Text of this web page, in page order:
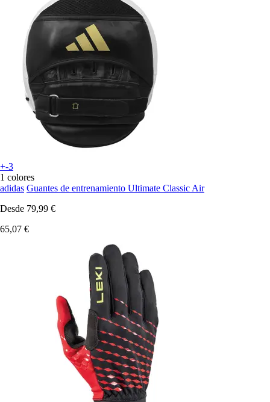
+-3
1 colores
adidas Guantes de entrenamiento Ultimate Classic Air
Desde 79,99 €
65,07 €